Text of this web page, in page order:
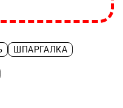
ШПАРГАЛКА